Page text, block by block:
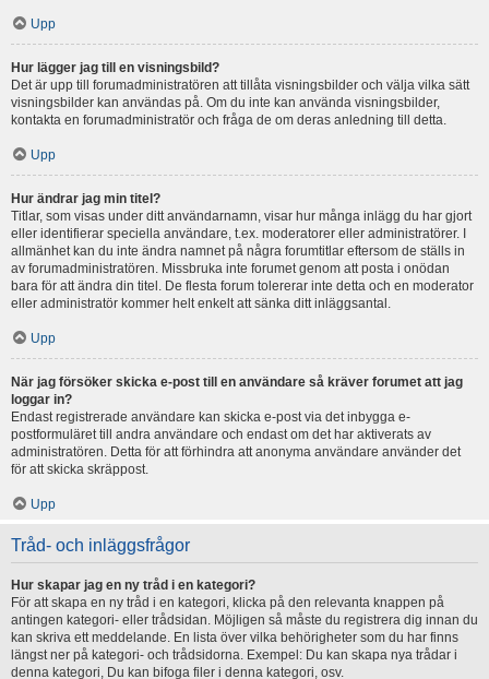
Upp
Hur lägger jag till en visningsbild?
Det är upp till forumadministratören att tillåta visningsbilder och välja vilka sätt
visningsbilder kan användas på. Om du inte kan använda visningsbilder,
kontakta en forumadministratör och fråga de om deras anledning till detta.
Upp
Hur ändrar jag min titel?
Titlar, som visas under ditt användarnamn, visar hur många inlägg du har gjort
eller identifierar speciella användare, t.ex. moderatorer eller administratörer. I
allmänhet kan du inte ändra namnet på några forumtitlar eftersom de ställs in
av forumadministratören. Missbruka inte forumet genom att posta i onödan
bara för att ändra din titel. De flesta forum tolererar inte detta och en moderator
eller administratör kommer helt enkelt att sänka ditt inläggsantal.
Upp
När jag försöker skicka e-post till en användare så kräver forumet att jag
loggar in?
Endast registrerade användare kan skicka e-post via det inbygga e-
postformuläret till andra användare och endast om det har aktiverats av
administratören. Detta för att förhindra att anonyma användare använder det
för att skicka skräppost.
Upp
Tråd- och inläggsfrågor
Hur skapar jag en ny tråd i en kategori?
För att skapa en ny tråd i en kategori, klicka på den relevanta knappen på
antingen kategori- eller trådsidan. Möjligen så måste du registrera dig innan du
kan skriva ett meddelande. En lista över vilka behörigheter som du har finns
längst ner på kategori- och trådsidorna. Exempel: Du kan skapa nya trådar i
denna kategori, Du kan bifoga filer i denna kategori, osv.